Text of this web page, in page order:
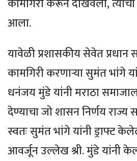
आला.
यावेळी प्रशासकीय सेवेत प्रधान
कामगिरी करणाऱ्या सुमंत भांगे
धनंजय मुंडे यांनी मराठा
देण्याचा जो शासन निर्णय राज्य
स्वतः सुमंत भांगे यांनी ड्राफ्ट
आवर्जून उल्लेख श्री. मुंडे यांनी